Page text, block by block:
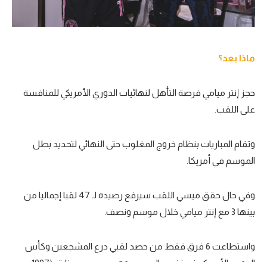
ماذا بعد؟
حجز إنتر ميامي فرصة التأهل لنهائيات الدوري الأمريكي للمنافسة
على اللقب.
وتقام المباريات بنظام خروج المغلوب حتى النهائي لتحديد بطل
الموسم في أمريكا.
وفي حال حقق ميسي اللقب سيرفع رصيده لـ 47 لقبا إجماليا من
بينها 3 مع إنتر ميامي خلال موسم ونصف.
واستطاعت 6 فرق فقط من حصد لقبي درع المشجعين وكأس